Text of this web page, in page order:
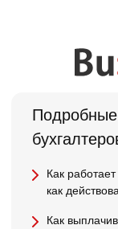
Как
как
Как